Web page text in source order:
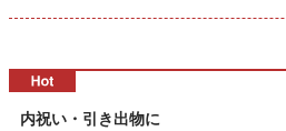
内祝い・引き出物に